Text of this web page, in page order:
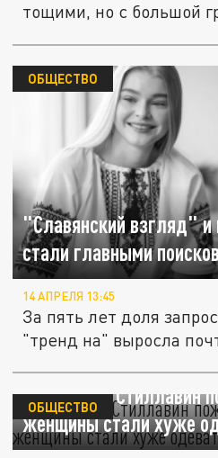
тощими, но с большой
"Славянский взгляд" и
стали главными
ОБЩЕСТВО
14 АПРЕЛЯ 13:45
За пять лет доля
"тренд на" выросла
Журналист Стиллавин
женщины стали хуже
ОБЩЕСТВО